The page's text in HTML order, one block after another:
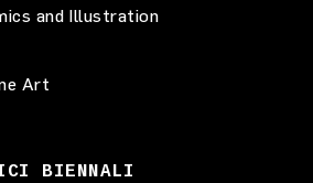
and Illustration
Art
BIENNALI